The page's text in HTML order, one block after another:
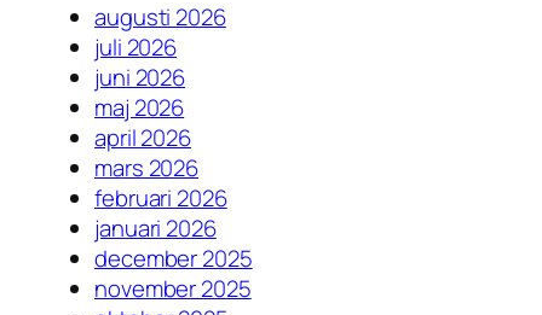
augusti 2026
juli 2026
juni 2026
maj 2026
april 2026
mars 2026
februari 2026
januari 2026
december 2025
november 2025